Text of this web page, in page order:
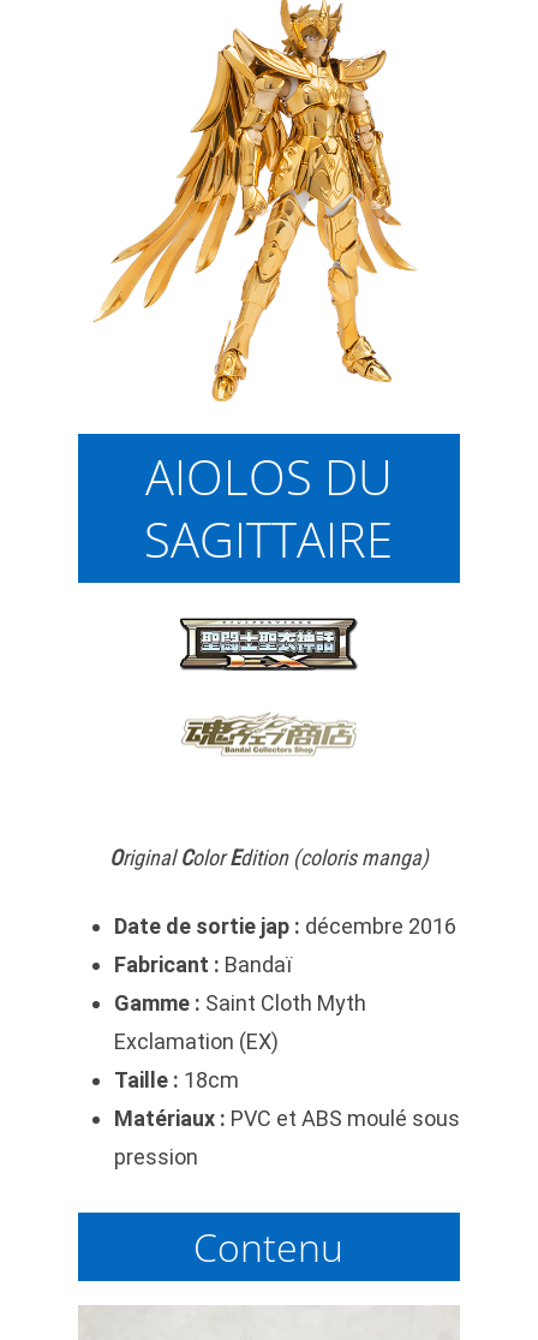
AIOLOS DU
SAGITTAIRE
OriginalColorEdition (coloris manga)
Date de sortie jap : décembre 2016
Fabricant : Bandaï
Gamme : Saint Cloth Myth
Exclamation (EX)
Taille : 18cm
Matériaux : PVC et ABS moulé sous
pression
Contenu